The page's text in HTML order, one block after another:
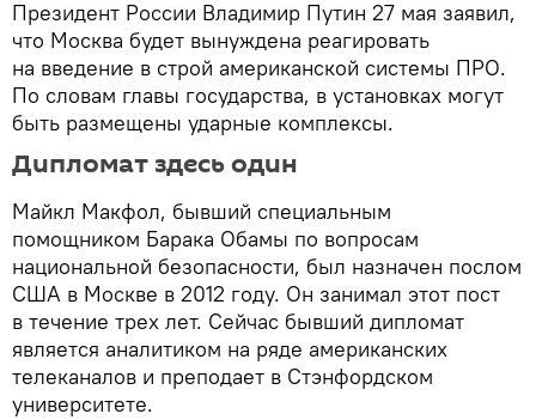
Президент России Владимир Путин 27 мая заявил,
что Москва будет вынуждена реагировать
на введение в строй американской системы ПРО.
По словам главы государства, в установках могут
быть размещены ударные комплексы.
Дипломат здесь один
Майкл Макфол, бывший специальным
помощником Барака Обамы по вопросам
национальной безопасности, был назначен послом
США в Москве в 2012 году. Он занимал этот пост
в течение трех лет. Сейчас бывший дипломат
является аналитиком на ряде американских
телеканалов и преподает в Стэнфордском
университете.